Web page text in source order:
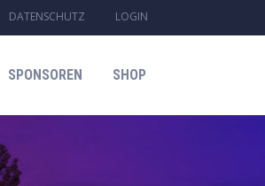
DATENSCHUTZ LOGIN
SPONSOREN SHOP